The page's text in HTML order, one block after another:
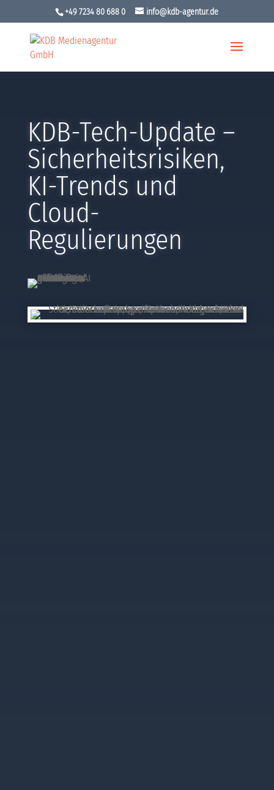
+49 7234 80 688 0 info@kdb-agentur.de
KDB-Tech-Update –
Sicherheitsrisiken,
KI-Trends und
Cloud-
Regulierungen